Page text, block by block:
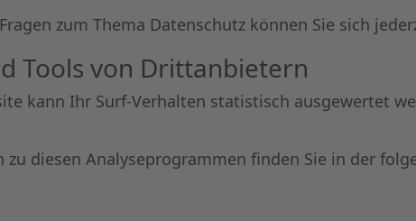
zum Thema Datenschutz können Sie sich
Tools von Dritt­anbietern
kann Ihr Surf-Verhalten statistisch ausgewertet
diesen Analyseprogrammen finden Sie in der